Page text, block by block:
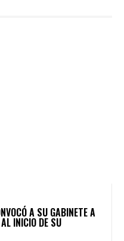
A SU GABINETE A
INICIO DE SU